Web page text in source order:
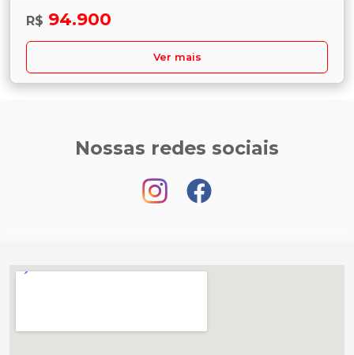
R$ 94.900
Ver mais
Nossas redes sociais